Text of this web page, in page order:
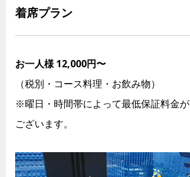
着席プラン
お一人様 12,000円〜
（税別・コース料理・お飲み物）
※曜日・時間帯によって最低保証料金が
ございます。